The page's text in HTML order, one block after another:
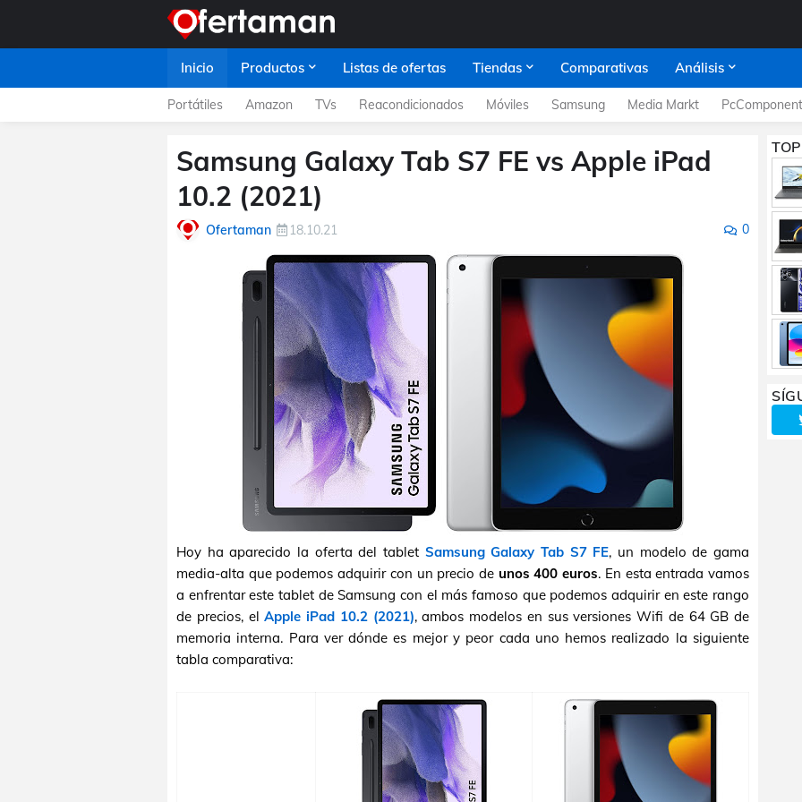
Inicio Productos Listas de ofertas Tiendas Comparativas Análisis
Portátiles Amazon TVs Reacondicionados Móviles Samsung Media Markt
Samsung Galaxy Tab S7 FE vs Apple iPad
10.2 (2021)
Ofertaman 18.10.21 0
Hoy ha aparecido la oferta del tablet Samsung Galaxy Tab S7 FE, un modelo de gama
media-alta que podemos adquirir con un precio de unos 400 euros. En esta entrada vamos
a enfrentar este tablet de Samsung con el más famoso que podemos adquirir en este rango
de precios, elApple iPad 10.2 (2021), ambos modelos en sus versiones Wifi de 64 GB de
memoria interna. Para ver dónde es mejor y peor cada uno hemos realizado la siguiente
tabla comparativa: